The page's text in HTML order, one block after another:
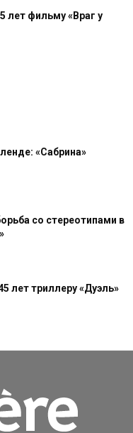
лет фильму «Враг у
«Сабрина»
со стереотипами в
лет триллеру «Дуэль»